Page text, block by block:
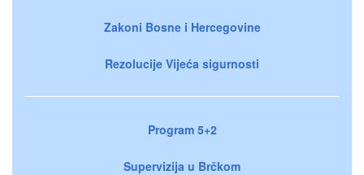
Zakoni Bosne i Hercegovine
Rezolucije Vijeća sigurnosti
Program 5+2
Supervizija u Brčkom